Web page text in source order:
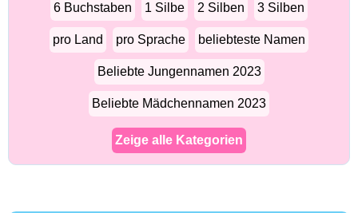
6 Buchstaben 1 Silbe 2 Silben 3 Silben
pro Land pro Sprache beliebteste Namen
Beliebte Jungennamen 2023
Beliebte Mädchennamen 2023
Zeige alle Kategorien